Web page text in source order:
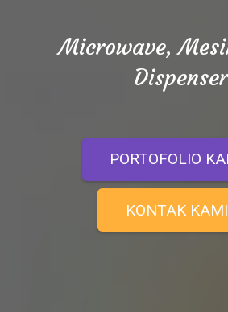
Microwave,
Dispenser
PORTOFOLIO
KONTAK KAMI